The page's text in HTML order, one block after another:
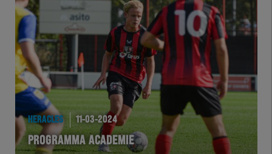
HERACLES 11-03-2024
PROGRAMMA ACADEMIE